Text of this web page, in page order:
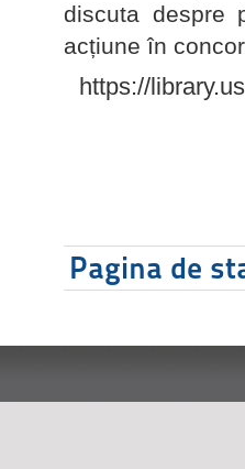
discuta despre
acțiune în
https://
Pagina de